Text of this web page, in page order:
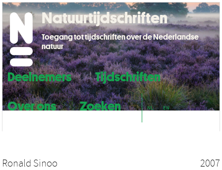
Deelnemers
Tijdschriften
Over ons
Zoeken NL EN
Natuurtijdschriften
Toegang tot tijdschriften over de Nederlandse
natuur
Ronald Sinoo 2007